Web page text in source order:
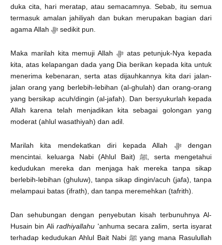
duka cita, hari meratap, atau semacamnya. Sebab, itu semua
termasuk amalan jahiliyah dan bukan merupakan bagian dari
agama Allah ﷻ sedikit pun.
Maka marilah kita memuji Allah ﷻ atas petunjuk-Nya kepada
kita, atas kelapangan dada yang Dia berikan kepada kita untuk
menerima kebenaran, serta atas dijauhkannya kita dari jalan-
jalan orang yang berlebih-lebihan (al-ghulah) dan orang-orang
yang bersikap acuh/dingin (al-jafah). Dan bersyukurlah kepada
Allah karena telah menjadikan kita sebagai golongan yang
moderat (ahlul wasathiyah) dan adil.
Marilah kita mendekatkan diri kepada Allah ﷻ dengan
mencintai. keluarga Nabi (Ahlul Bait) ﷺ, serta mengetahui
kedudukan mereka dan menjaga hak mereka tanpa sikap
berlebih-lebihan (ghuluw), tanpa sikap dingin/acuh (jafa), tanpa
melampaui batas (ifrath), dan tanpa meremehkan (tafrith).
Dan sehubungan dengan penyebutan kisah terbunuhnya Al-
Husain bin Aliradhiyallahu 'anhuma secara zalim, serta isyarat
terhadap kedudukan Ahlul Bait Nabi ﷺ yang mana Rasulullah